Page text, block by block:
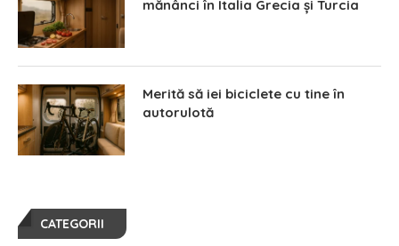
mănânci în Italia Grecia și Turcia
Merită să iei biciclete cu tine în
autorulotă
CATEGORII